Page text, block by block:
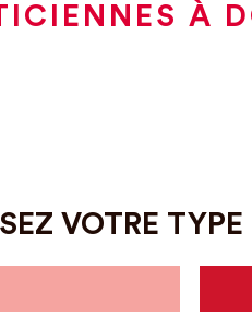
À
VOTRE TYPE